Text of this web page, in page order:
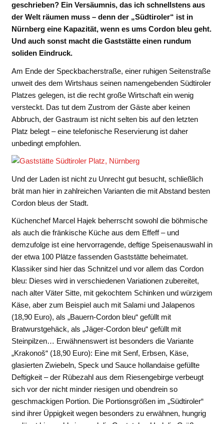
geschrieben? Ein Versäumnis, das ich schnellstens aus
der Welt räumen muss – denn der „Südtiroler“ ist in
Nürnberg eine Kapazität, wenn es ums Cordon bleu geht.
Und auch sonst macht die Gaststätte einen rundum
soliden Eindruck.
Am Ende der Speckbacherstraße, einer ruhigen Seitenstraße
unweit des dem Wirtshaus seinen namengebenden Südtiroler
Platzes gelegen, ist die recht große Wirtschaft ein wenig
versteckt. Das tut dem Zustrom der Gäste aber keinen
Abbruch, der Gastraum ist nicht selten bis auf den letzten
Platz belegt – eine telefonische Reservierung ist daher
unbedingt empfohlen.
Und der Laden ist nicht zu Unrecht gut besucht, schließlich
brät man hier in zahlreichen Varianten die mit Abstand besten
Cordon bleus der Stadt.
Küchenchef Marcel Hajek beherrscht sowohl die böhmische
als auch die fränkische Küche aus dem Effeff – und
demzufolge ist eine hervorragende, deftige Speisenauswahl in
der etwa 100 Plätze fassenden Gaststätte beheimatet.
Klassiker sind hier das Schnitzel und vor allem das Cordon
bleu: Dieses wird in verschiedenen Variationen zubereitet,
nach alter Väter Sitte, mit gekochtem Schinken und würzigem
Käse, aber zum Beispiel auch mit Salami und Jalapenos
(18,90 Euro), als „Bauern-Cordon bleu“ gefüllt mit
Bratwurstgehäck, als „Jäger-Cordon bleu“ gefüllt mit
Steinpilzen… Erwähnenswert ist besonders die Variante
„Krakonoš“ (18,90 Euro): Eine mit Senf, Erbsen, Käse,
glasierten Zwiebeln, Speck und Sauce hollandaise gefüllte
Deftigkeit – der Rübezahl aus dem Riesengebirge verbeugt
sich vor der nicht minder riesigen und obendrein so
geschmackigen Portion. Die Portionsgrößen im „Südtiroler“
sind ihrer Üppigkeit wegen besonders zu erwähnen, hungrig